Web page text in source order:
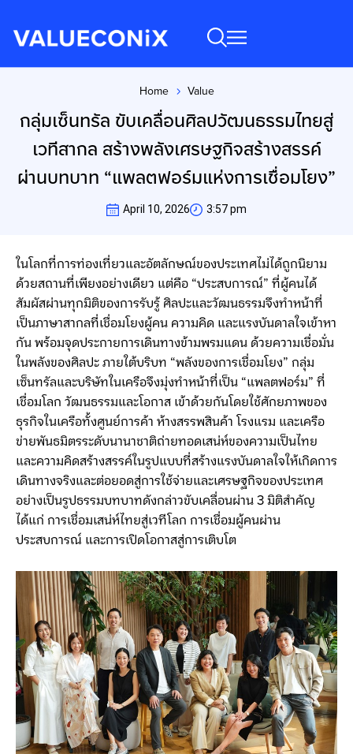
Home Value
กลุ่มเซ็นทรัล ขับเคลื่อนศิลปวัฒนธรรมไทยสู่
เวทีสากล สร้างพลังเศรษฐกิจสร้างสรรค์
ผ่านบทบาท “แพลตฟอร์มแห่งการเชื่อมโยง”
April 10, 2026 3:57 pm
ในโลกที่การท่องเที่ยวและอัตลักษณ์ของประเทศไม่ได้ถูกนิยาม
ด้วยสถานที่เพียงอย่างเดียว แต่คือ “ประสบการณ์” ที่ผู้คนได้
สัมผัสผ่านทุกมิติของการรับรู้ ศิลปะและวัฒนธรรมจึงทำหน้าที่
เป็นภาษาสากลที่เชื่อมโยงผู้คน ความคิด และแรงบันดาลใจเข้าหา
กัน พร้อมจุดประกายการเดินทางข้ามพรมแดน ด้วยความเชื่อมั่น
ในพลังของศิลปะ ภายใต้บริบท “พลังของการเชื่อมโยง” กลุ่ม
เซ็นทรัลและบริษัทในเครือจึงมุ่งทำหน้าที่เป็น “แพลตฟอร์ม” ที่
เชื่อมโลก วัฒนธรรมและโอกาส เข้าด้วยกันโดยใช้ศักยภาพของ
ธุรกิจในเครือทั้งศูนย์การค้า ห้างสรรพสินค้า โรงแรม และเครือ
ข่ายพันธมิตรระดับนานาชาติถ่ายทอดเสน่ห์ของความเป็นไทย
และความคิดสร้างสรรค์ในรูปแบบที่สร้างแรงบันดาลใจให้เกิดการ
เดินทางจริงและต่อยอดสู่การใช้จ่ายและเศรษฐกิจของประเทศ
อย่างเป็นรูปธรรมบทบาทดังกล่าวขับเคลื่อนผ่าน 3 มิติสำคัญ
ได้แก่ การเชื่อมเสน่ห์ไทยสู่เวทีโลก การเชื่อมผู้คนผ่าน
ประสบการณ์ และการเปิดโอกาสสู่การเติบโต